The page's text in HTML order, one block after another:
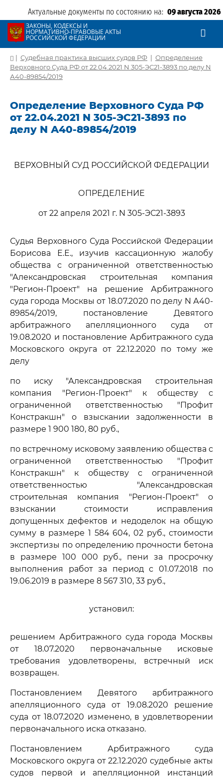
Актуальные документы по состоянию на: 09 августа 2026
ЗАКОНЫ, КОДЕКСЫ И
НОРМАТИВНО-ПРАВОВЫЕ АКТЫ
РОССИЙСКОЙ ФЕДЕРАЦИИ
| Судебная практика высших судов РФ | Определение
Верховного Суда РФ от 22.04.2021 N 305-ЭС21-3893 по делу N
А40-89854/2019
Определение Верховного Суда РФ
от 22.04.2021 N 305-ЭС21-3893 по
делу N А40-89854/2019
ВЕРХОВНЫЙ СУД РОССИЙСКОЙ ФЕДЕРАЦИИ
ОПРЕДЕЛЕНИЕ
от 22 апреля 2021 г. N 305-ЭС21-3893
Судья Верховного Суда Российской Федерации
Борисова Е.Е., изучив кассационную жалобу
общества с ограниченной ответственностью
"Александровская строительная компания
"Регион-Проект" на решение Арбитражного
суда города Москвы от 18.07.2020 по делу N А40-
89854/2019, постановление Девятого
арбитражного апелляционного суда от
19.08.2020 и постановление Арбитражного суда
Московского округа от 22.12.2020 по тому же
делу
по иску "Александровская строительная
компания "Регион-Проект" к обществу с
ограниченной ответственностью "Профит
Констракшн" о взыскании задолженности в
размере 1 900 180, 80 руб.,
по встречному исковому заявлению общества с
ограниченной ответственностью "Профит
Констракшн" к обществу с ограниченной
ответственностью "Александровская
строительная компания "Регион-Проект" о
взыскании стоимости исправления
допущенных дефектов и недоделок на общую
сумму в размере 1 584 604, 02 руб., стоимости
экспертизы по определению прочности бетона
в размере 100 000 руб., пени за просрочку
выполнения работ за период с 01.07.2018 по
19.06.2019 в размере 8 567 310, 33 руб.,
установил:
решением Арбитражного суда города Москвы
от 18.07.2020 первоначальные исковые
требования удовлетворены, встречный иск
возвращен.
Постановлением Девятого арбитражного
апелляционного суда от 19.08.2020 решение
суда от 18.07.2020 изменено, в удовлетворении
первоначального иска отказано.
Постановлением Арбитражного суда
Московского округа от 22.12.2020 судебные акты
судов первой и апелляционной инстанций